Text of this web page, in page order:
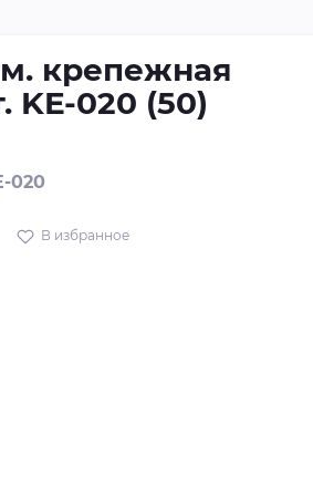
крепежная
KE-020 (50)
020
В избранное